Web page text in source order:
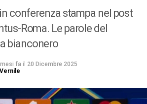
conferenza stampa nel post
Roma. Le parole del
bianconero
fa il 20 Dicembre 2025